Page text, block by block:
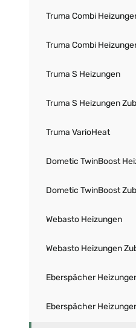
Truma Combi
Truma Combi
Truma S Heizungen
Truma S Heizungen
Truma VarioHeat
Dometic TwinBoost
Dometic TwinBoost
Webasto Heizungen
Webasto Heizungen
Eberspächer
Eberspächer